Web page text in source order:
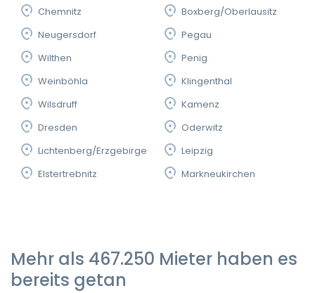
Chemnitz
Neugersdorf
Wilthen
Weinböhla
Wilsdruff
Dresden
Lichtenberg/Erzgebirge
Elstertrebnitz
Boxberg/Oberlausitz
Pegau
Penig
Klingenthal
Kamenz
Oderwitz
Leipzig
Markneukirchen
Mehr als 467.250 Mieter haben es
bereits getan